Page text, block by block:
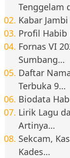
Tenggelam
Kabar
Profil Habib
Fornas VI
Sumbang…
Daftar
Terbuka 9…
Biodata
Lirik Lagu
Artinya…
Sekcam,
Kades…